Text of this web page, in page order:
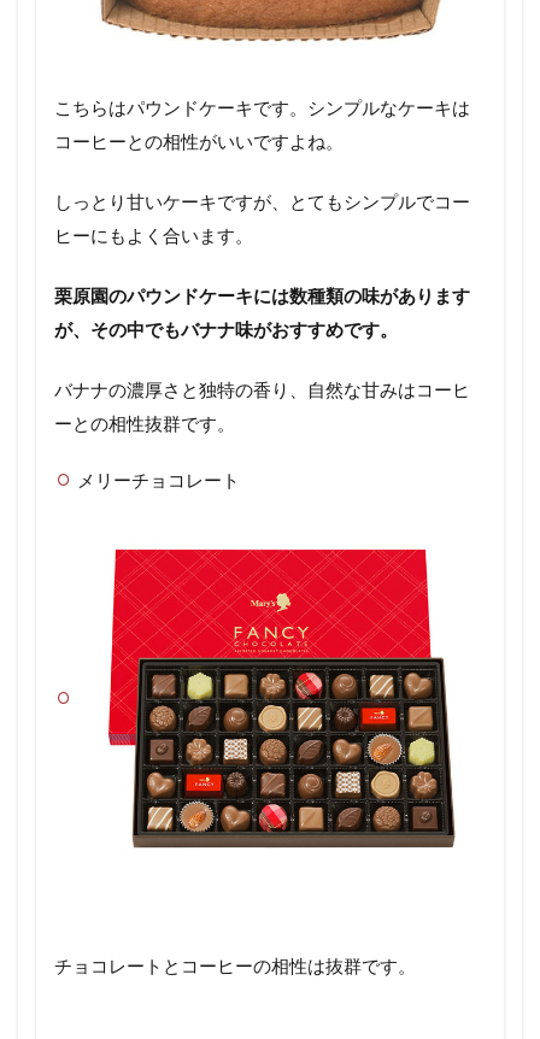
こちらはパウンドケーキです。シンプルなケーキは
コーヒーとの相性がいいですよね。
しっとり甘いケーキですが、とてもシンプルでコー
ヒーにもよく合います。
栗原園のパウンドケーキには数種類の味があります
が、その中でもバナナ味がおすすめです。
バナナの濃厚さと独特の香り、自然な甘みはコーヒ
ーとの相性抜群です。
メリーチョコレート
チョコレートとコーヒーの相性は抜群です。